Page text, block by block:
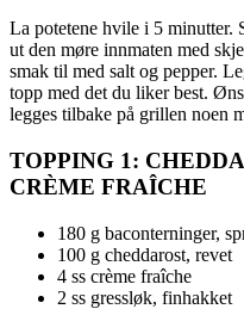
La potetene hvile i 5 minutter.
ut den møre innmaten med
smak til med salt og pepper.
topp med det du liker best.
legges tilbake på grillen noen
TOPPING 1:
CRÈME FRAÎCHE
180 g baconterninger,
100 g cheddarost, revet
4 ss crème fraîche
2 ss gressløk, finhakket